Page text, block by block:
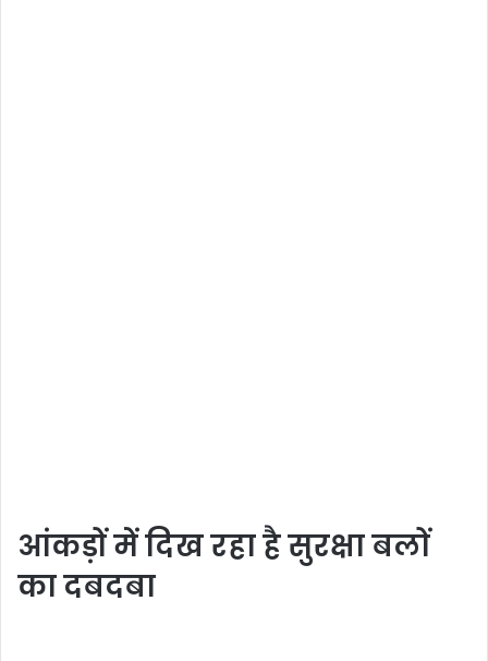
आंकड़ों में दिख रहा है सुरक्षा बलों
का दबदबा